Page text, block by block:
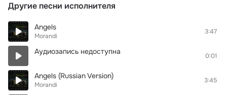
Другие песни исполнителя
Angels
Morandi
3:47
Аудиозапись недоступна 0:01
Angels (Russian Version)
Morandi
3:45